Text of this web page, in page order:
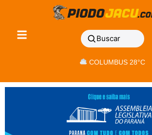
Buscar
COLUMBUS 28°C